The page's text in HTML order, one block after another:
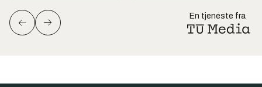
En tjeneste fra